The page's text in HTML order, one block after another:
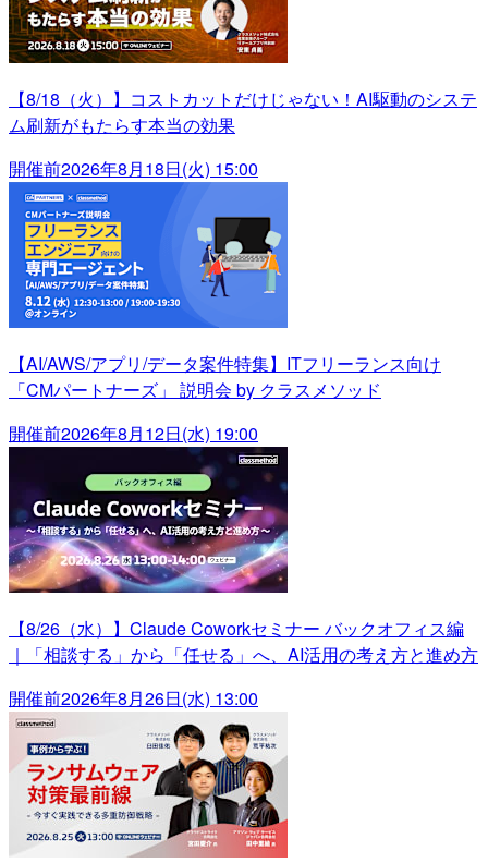
【8/18（火）】コストカットだけじゃない！AI駆動のシステ
ム刷新がもたらす本当の効果
開催前2026年8月18日(火) 15:00
【AI/AWS/アプリ/データ案件特集】ITフリーランス向け
「CMパートナーズ」 説明会 by クラスメソッド
開催前2026年8月12日(水) 19:00
【8/26（水）】Claude Coworkセミナー バックオフィス編
｜「相談する」から「任せる」へ、AI活用の考え方と進め方
開催前2026年8月26日(水) 13:00